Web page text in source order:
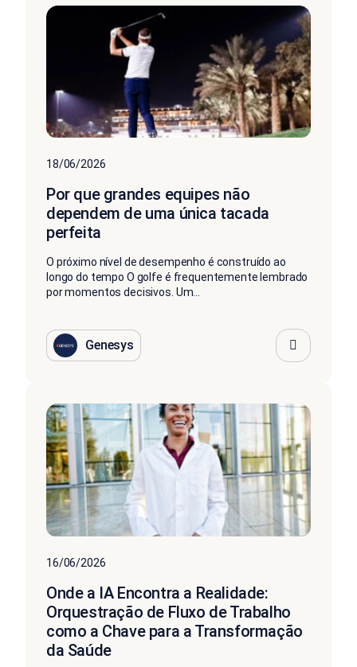
18/06/2026
Por que grandes equipes não
dependem de uma única tacada
perfeita
O próximo nível de desempenho é construído ao
longo do tempo O golfe é frequentemente lembrado
por momentos decisivos. Um...
Genesys
16/06/2026
Onde a IA Encontra a Realidade:
Orquestração de Fluxo de Trabalho
como a Chave para a Transformação
da Saúde